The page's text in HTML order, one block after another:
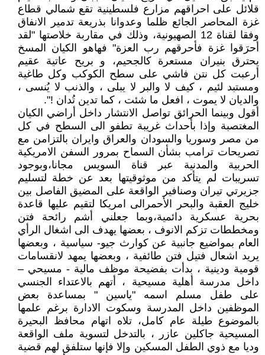
قلائل على احراقهم مزارع فلسطينية تقع شمالي قطاع
غزة المحاصر الجائع ظلما وعدوانا بذريعة تدمير الانفاق
وفقا لقناة 12 الصهيونية، وذلك في مقاربة خلاصتها "لقد
أحرَقوا غزة فأحرقهم رب العزة" فهاهو الكيان المسخ
يحترق بنيران مستعرة كالجحيم، و بريح عاتية عقيم
أرعبت كل نتن فاشي على سطح الكوكب وكل طاغية
ومستبد لئيم ، كيف لا والبر لا يبلى ، والذنب لا يُنسى ،
والديان لا يموت ، افعل ما شئت ، كما تدين تُدان !".
أقول وبينما الحرائق تواصل الانتشار داخل أراضي الكيان
المغتصبة وإذا بأحداث غريبة تطفو الى السطح في كل
من مصر وسوريا والسودان والعراق وايران بالتزامن مع
تصريحات ترامب بشأن السماح بمرور السفن الامريكية
الحربية والمدنية عبر قناة السويس مجانا،وبوجود
تسريبات لم يتأكد من موثوقيتها بعد عن خطة لتسليم
جزيرتي تيران وصنافير الواقعة على المضيق الفاصل بين
خليج العقبة والبحر الأحمرالى امريكا لتقيم عليها قاعدة
بحرية عسكرية دائمية،وبما جعلني أشم رائحة فتن
ومخططات تزكم الانوف ، بعضها يهدف الى اشغال الرأي
العام بمواضيع جانبية عن كوارث جيو- سياسية ، وبعضها
يريد اشعال فتيل فتن طائفية ، وبعضها يمهد لانقسامات
قومية ودينية ، بدأت بفضيحة موظف مالية - مسيحي –
داخل مدرسة أهلية مسيحية ، أتهم بالاعتداء الجنسي
على طفل مسلم اسمه "ياسين " بمساعدة بعض
الموظفين داخل المدرسة وسكوت الادارة برغم علمها
بالموضوع طيلة عام كامل، تلاه اتهام محافظ البحيرة
المسيحية جاكلين عازر ، بالتدخل لتسوية ملف الواقعة
وديا مع ذوي الطفل المسكين وإلا فإنها ستلفق لهم قضية